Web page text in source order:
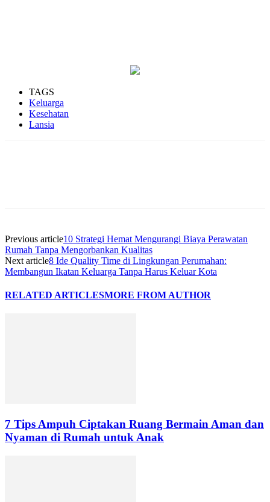
TAGS
Keluarga
Kesehatan
Lansia
Previous article10 Strategi Hemat Mengurangi Biaya Perawatan
Rumah Tanpa Mengorbankan Kualitas
Next article8 Ide Quality Time di Lingkungan Perumahan:
Membangun Ikatan Keluarga Tanpa Harus Keluar Kota
RELATED ARTICLESMORE FROM AUTHOR
7 Tips Ampuh Ciptakan Ruang Bermain Aman dan
Nyaman di Rumah untuk Anak